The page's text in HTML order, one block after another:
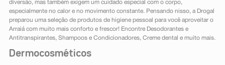
diversão, mas também exigem um cuidado especial com o corpo,
especialmente no calor e no movimento constante. Pensando nisso, a Drogal
preparou uma seleção de produtos de higiene pessoal para você aproveitar o
Arraiá com muito mais conforto e frescor! Encontre Desodorantes e
Antitranspirantes, Shampoos e Condicionadores, Creme dental e muito mais.
Dermocosméticos